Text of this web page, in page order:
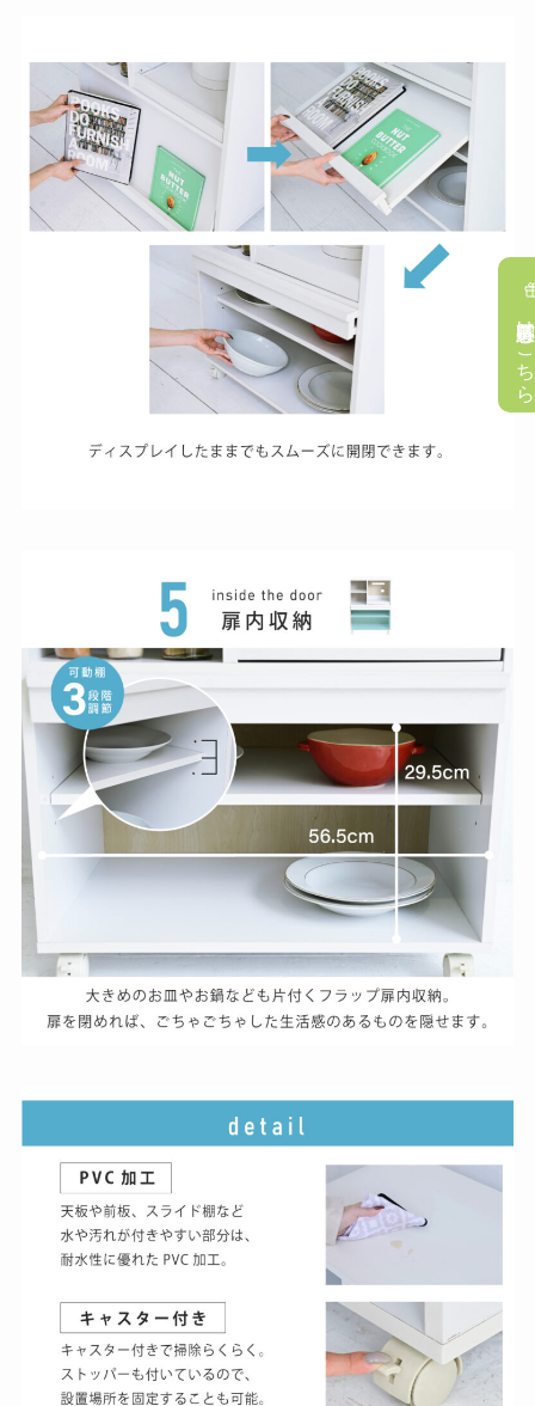
懸賞応